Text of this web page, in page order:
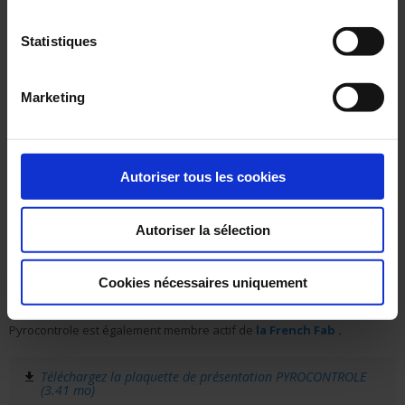
Statistiques
Marketing
Autoriser tous les cookies
Autoriser la sélection
Cookies nécessaires uniquement
Ses expertises sont reconnues en France et se sont exportées à
Chauvin Arnoux. Le siège de Pyrocontrole, aujourd’hui situé sur le site de
Meyzieu en périphérie de Lyon, accueille également l’infrastructure R&D,
Le « service Pyrocontrole »
c’est aujourd’hui une équipe disponible,
à tout type de problématique de mesure thermique. C’est également une
organisation Qualité performante et qui œuvre quotidiennement,
notamment dans le domaine très exigeant du Nucléaire ou de l'hydroène.
Laboratoire de métrologie accrédité COFRAC pour garantir les
performances des produits livrés.
Pyrocontrole est également membre actif de la French Fab .
Téléchargez la plaquette de présentation PYROCONTROLE
(3.41 mo)